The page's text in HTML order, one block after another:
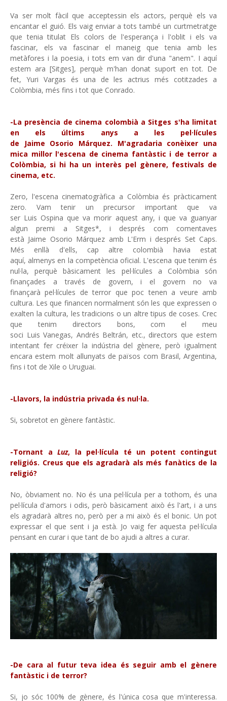
Va ser molt fàcil que acceptessin els actors, perquè els va
encantar el guió. Els vaig enviar a tots també un curtmetratge
que tenia titulat Els colors de l'esperança i l'oblit i els va
fascinar, els va fascinar el maneig que tenia amb les
metàfores i la poesia, i tots em van dir d'una "anem". I aquí
estem ara [Sitges], perquè m'han donat suport en tot. De
fet, Yuri Vargas és una de les actrius més cotitzades a
Colòmbia, més fins i tot que Conrado.
-La presència de cinema colombià a Sitges s'ha limitat
en els últims anys a les pel·lícules
de Jaime Osorio Márquez. M'agradaria conèixer una
mica millor l'escena de cinema fantàstic i de terror a
Colòmbia, si hi ha un interès pel gènere, festivals de
cinema, etc.
Zero, l'escena cinematogràfica a Colòmbia és pràcticament
zero. Vam tenir un precursor important que va
ser Luis Ospina que va morir aquest any, i que va guanyar
algun premi a Sitges*, i després com comentaves
està Jaime Osorio Márquez amb L'Erm i després Set Caps.
Més enllà d'ells, cap altre colombià havia estat
aquí, almenys en la competència oficial. L'escena que tenim és
nul·la, perquè bàsicament les pel·lícules a Colòmbia són
finançades a través de govern, i el govern no va
finançarà pel·lícules de terror que poc tenen a veure amb
cultura. Les que financen normalment són les que expressen o
exalten la cultura, les tradicions o un altre tipus de coses. Crec
que tenim directors bons, com el meu
soci Luis Vanegas, Andrés Beltrán, etc., directors que estem
intentant fer créixer la indústria del gènere, però igualment
encara estem molt allunyats de països com Brasil, Argentina,
fins i tot de Xile o Uruguai.
-Llavors, la indústria privada és nul·la.
Si, sobretot en gènere fantàstic.
-Tornant a Luz, la pel·lícula té un potent contingut
religiós. Creus que els agradarà als més fanàtics de la
religió?
No, òbviament no. No és una pel·lícula per a tothom, és una
pel·lícula d'amors i odis, però bàsicament això és l'art, i a uns
els agradarà altres no, però per a mi això és el bonic. Un pot
expressar el que sent i ja està. Jo vaig fer aquesta pel·lícula
pensant en curar i que tant de bo ajudi a altres a curar.
-De cara al futur teva idea és seguir amb el gènere
fantàstic i de terror?
Si, jo sóc 100% de gènere, és l'única cosa que m'interessa.